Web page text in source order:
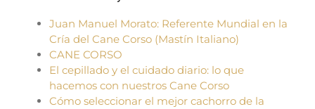
Juan Manuel Morato: Referente Mundial en la
Cría del Cane Corso (Mastín Italiano)
CANE CORSO
El cepillado y el cuidado diario: lo que
hacemos con nuestros Cane Corso
Cómo seleccionar el mejor cachorro de la